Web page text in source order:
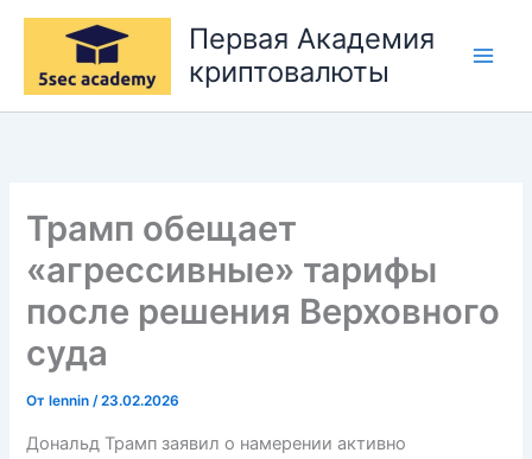
Перейти
содержимому
Первая Академия
криптовалюты
Трамп обещает
«агрессивные» тарифы
после решения Верховного
суда
От lennin/23.02.2026
Дональд Трамп заявил о намерении активно